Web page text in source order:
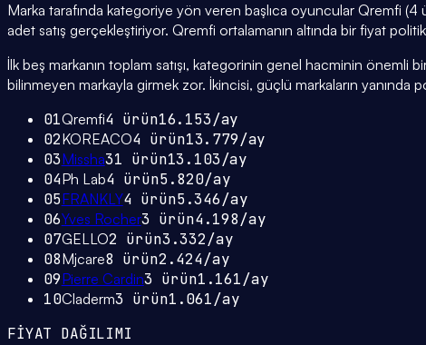
Marka tarafında kategoriye yön veren başlıca oyuncular Qremfi (4
adet satış gerçekleştiriyor. Qremfi ortalamanın altında bir fiyat
İlk beş markanın toplam satışı, kategorinin genel hacminin önemli
bilinmeyen markayla girmek zor. İkincisi, güçlü markaların
01Qremfi4 ürün16.153/ay
02KOREACO4 ürün13.779/ay
03Missha31 ürün13.103/ay
04Ph Lab4 ürün5.820/ay
05FRANKLY4 ürün5.346/ay
06Yves Rocher3 ürün4.198/ay
07GELLO2 ürün3.332/ay
08Mjcare8 ürün2.424/ay
09Pierre Cardin3 ürün1.161/ay
10Claderm3 ürün1.061/ay
FİYAT DAĞILIMI